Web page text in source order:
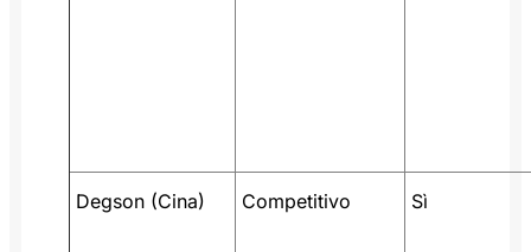
Degson (Cina) Competitivo Sì